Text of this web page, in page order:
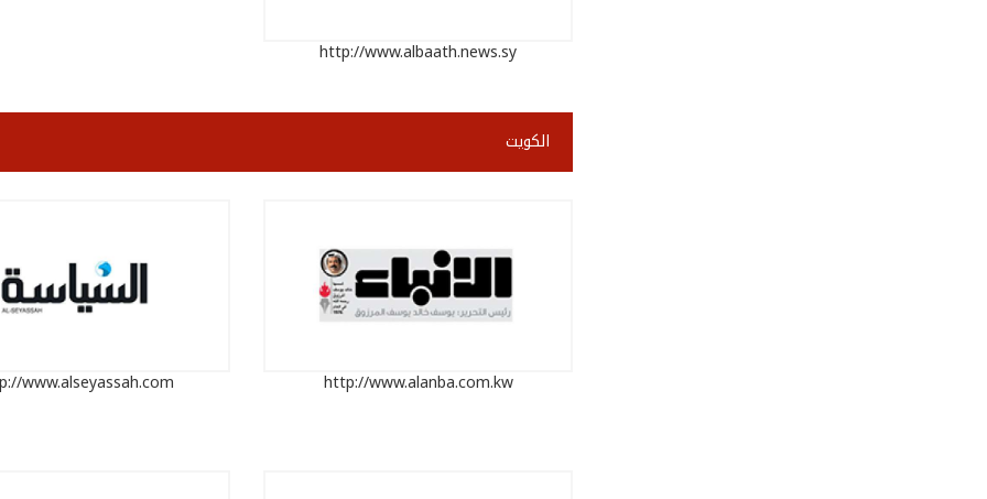
http://www.albaath.news.sy
الكويت
http://www.alanba.com.kw
www.alseyassah.com